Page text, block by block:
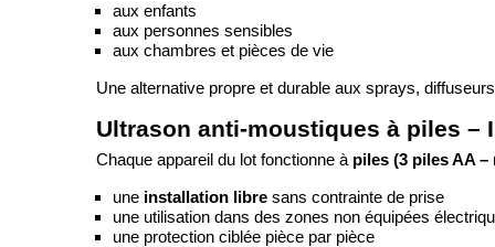
aux enfants
aux personnes sensibles
aux chambres et pièces de vie
Une alternative propre et durable aux sprays,
Ultrason anti-moustiques à piles
Chaque appareil du lot fonctionne à piles (3 piles AA
une installation libre sans contrainte de prise
une utilisation dans des zones non équipées
une protection ciblée pièce par pièce